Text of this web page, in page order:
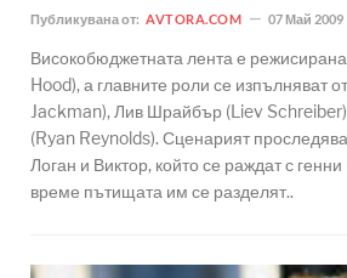
Публикувана от: AVTORA.COM 07 Май 2009
Високобюджетната лента е
Hood), а главните роли се изпълняват
Jackman), Лив Шрайбър (Liev
(Ryan Reynolds). Сценарият
Логан и Виктор, който се раждат с
време пътищата им се разделят..